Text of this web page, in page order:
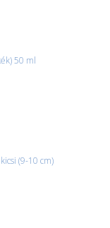
50 ml
(9-10 cm)